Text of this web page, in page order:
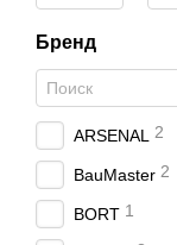
Бренд
ARSENAL 2
BauMaster 2
BORT 1